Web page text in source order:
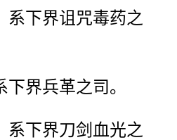
系下界诅咒毒药之
界兵革之司。
系下界刀剑血光之